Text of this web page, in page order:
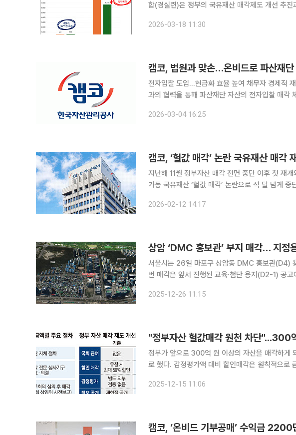
합(경실련)은 정부의 국유재산 매각제도 개선 추
부가 입법 예고한 '국유재산법 시행령 일부개정령안'
2026-03-18 11:30
캠코, 법원과 맞손…온비드로 파산재단
전자입찰 도입…현금화 효율 높여 채무자 경제적 재기 뒷받침 한국자산관리공사(
과의 협력을 통해 파산재단 자산의 전자입찰 매각
‘파산재단 자산의 효율적 환가 지원을 위한 업무협
2026-03-04 16:25
캠코, ‘헐값 매각’ 논란 국유재산 매각
지난해 11월 정부자산 매각 전면 중단 이후 첫 재
가동 국유재산 ‘헐값 매각’ 논란으로 석 달 넘게 중단됐던 국유재산 매각이 재개됐다. 매각 절차 전반
2026-02-12 14:17
서울시는 26일 마포구 상암동 DMC 홍보관(D4)
번 매각은 앞서 진행된 교육·첨단 용지(D2-1) 공
토지 활용의 유연성이다. 시는 4일 지구단위계획 변
2025-12-26 11:15
"정부자산 헐값매각 원천 차단"...300
정부가 앞으로 300억 원 이상의 자산을 매각하게
로 했다. 감정평가액 대비 할인매각은 원칙적으로 금지한다. 15일 기획재정부는 이
자산의 무분별한 민영화를 방지하고 최근 국정감사·
2025-12-15 11:06
캠코, ‘온비드 기부공매’ 수익금